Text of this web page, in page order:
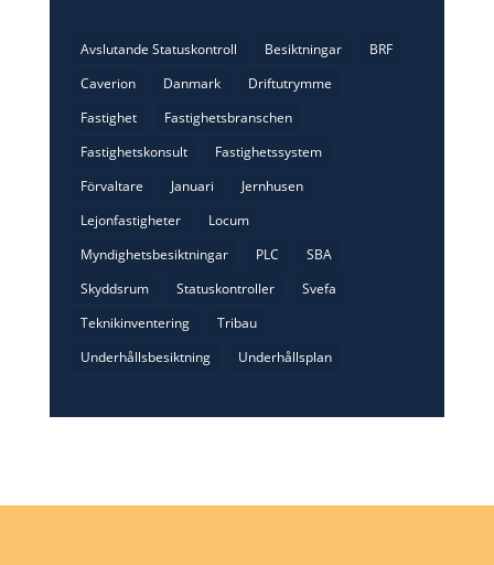
Avslutande Statuskontroll Besiktningar
BRF
Caverion
Danmark
Driftutrymme
Fastighet
Fastighetsbranschen
Fastighetskonsult
Fastighetssystem
Förvaltare
Januari
Jernhusen
Lejonfastigheter
Locum
Myndighetsbesiktningar
PLC
SBA
Skyddsrum
Statuskontroller
Svefa
Teknikinventering
Tribau
Underhållsbesiktning
Underhållsplan